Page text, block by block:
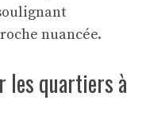
nuancée.
les quartiers à